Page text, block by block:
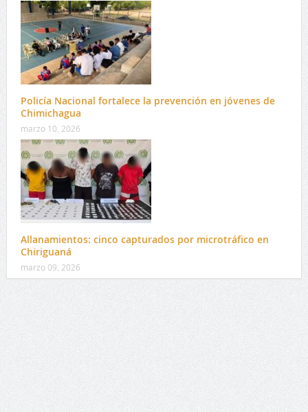
Policía Nacional fortalece la prevención en jóvenes de
Chimichagua
marzo 10, 2026
Allanamientos: cinco capturados por microtráfico en
Chiriguaná
marzo 09, 2026